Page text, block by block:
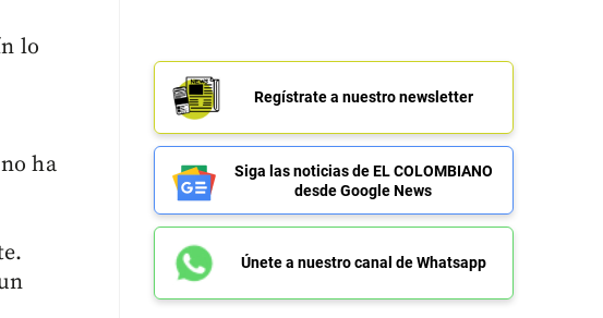
lo
ha
Regístrate a nuestro newsletter
Siga las noticias de EL COLOMBIANO
desde Google News
Únete a nuestro canal de Whatsapp